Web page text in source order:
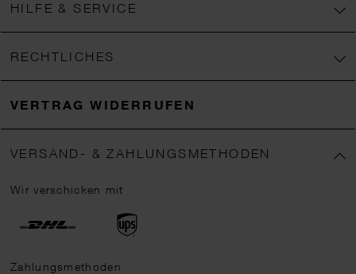
HILFE & SERVICE
RECHTLICHES
VERTRAG WIDERRUFEN
VERSAND- & ZAHLUNGSMETHODEN
Wir verschicken mit
Zahlungsmethoden